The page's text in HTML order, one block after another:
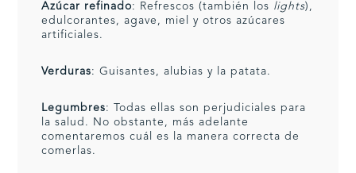
Azúcar refinado: Refrescos (también los lights),
edulcorantes, agave, miel y otros azúcares
artificiales.
Verduras: Guisantes, alubias y la patata.
Legumbres: Todas ellas son perjudiciales para
la salud. No obstante, más adelante
comentaremos cuál es la manera correcta de
comerlas.